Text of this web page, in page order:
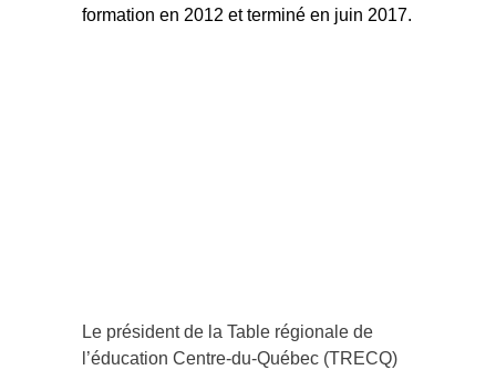
formation en 2012 et terminé en juin 2017.
Le président de la Table régionale de
l’éducation Centre-du-Québec (TRECQ)